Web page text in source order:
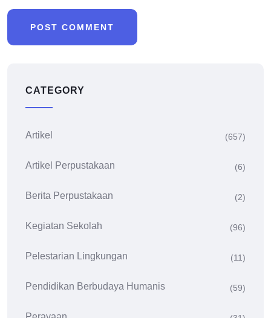
CATEGORY
Artikel (657)
Artikel Perpustakaan (6)
Berita Perpustakaan (2)
Kegiatan Sekolah (96)
Pelestarian Lingkungan (11)
Pendidikan Berbudaya Humanis (59)